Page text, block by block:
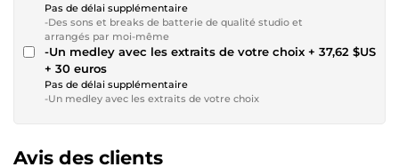
Pas de délai supplémentaire
-Des sons et breaks de batterie de qualité studio et
arrangés par moi-même
-Un medley avec les extraits de votre choix
+ 30 euros
Pas de délai supplémentaire
-Un medley avec les extraits de votre choix
+ 37,62 $US
Avis des clients